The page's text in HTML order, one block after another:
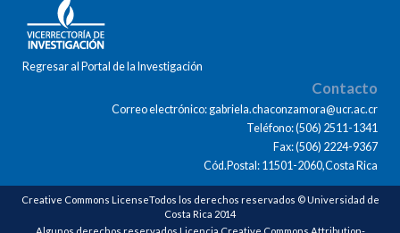
Regresar al Portal de la Investigación
Contacto
Correo electrónico: gabriela.chaconzamora@ucr.ac.cr
Teléfono: (506) 2511-1341
Fax: (506) 2224-9367
Cód.Postal: 11501-2060,Costa Rica
Creative Commons LicenseTodos los derechos reservados © Universidad de
Costa Rica 2014